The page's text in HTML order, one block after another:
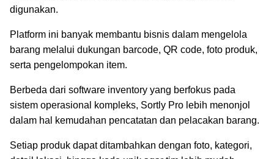
digunakan.
Platform ini banyak membantu bisnis dalam mengelola
barang melalui dukungan barcode, QR code, foto produk,
serta pengelompokan item.
Berbeda dari software inventory yang berfokus pada
sistem operasional kompleks, Sortly Pro lebih menonjol
dalam hal kemudahan pencatatan dan pelacakan barang.
Setiap produk dapat ditambahkan dengan foto, kategori,